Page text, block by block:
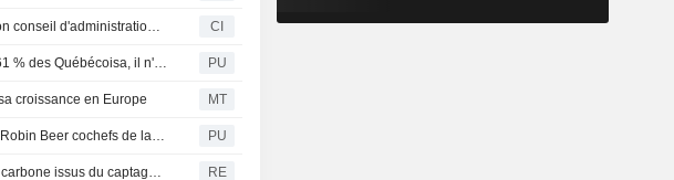
Royal Bank of Canada nomme Tarek A. Robbiati à son conseil d'administration, à compter du 1er septembre 2026 CI
Le moment idéal pour acheter une propriété ? Pour 61 % des Québécoisa, il n'existe pas : sondage RBC sur l'accession à la propriété PU
croissance en Europe MT
Royal Bank of Canada : RBC nomme Sian Hurrell et Robin Beer cochefs de la direction pour accélérer sa croissance en Europe PU
Une entreprise canadienne livre les premiers crédits carbone issus du captage direct dans l'air en Amérique du Nord RE